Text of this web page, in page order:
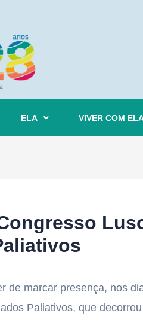
ELA VIVER COM
de marcar presença, nos
Paliativos, que